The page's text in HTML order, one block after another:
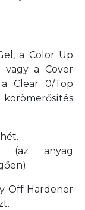
a Color Up
vagy a Cover
Clear 0/Top
(az anyag
Off Hardener